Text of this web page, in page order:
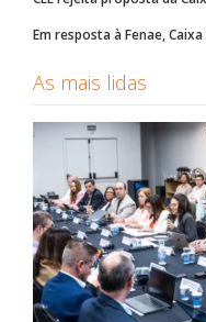
Em resposta à Fenae,
As mais lidas